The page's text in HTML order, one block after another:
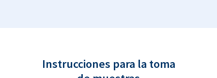
Instrucciones para la toma